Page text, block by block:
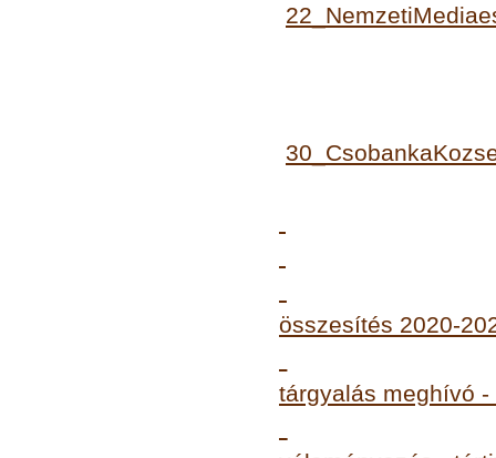
összesítés 2020-
tárgyalás meghívó